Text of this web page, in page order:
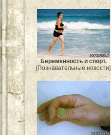
Беременность и спорт.
[Познавательные новости]